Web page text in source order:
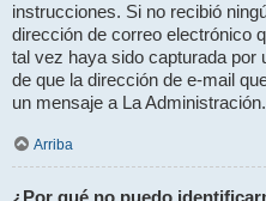
instrucciones. Si no recibió
dirección de correo electrónico
tal vez haya sido capturada por
de que la dirección de e-mail
un mensaje a La Administración.
Arriba
¿Por qué no puedo